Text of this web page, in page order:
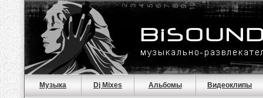
Музыка Dj Mixes Альбомы Видеоклипы